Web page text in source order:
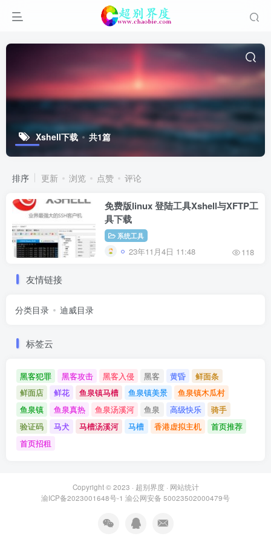
Xshell下载 共1篇
排序 更新 浏览 点赞 评论
免费版linux 登陆工具Xshell与XFTP工
具下载
系统工具
23年11月4日 11:48 118
友情链接
分类目录 迪威目录
标签云
黑客犯罪 黑客攻击 黑客入侵 黑客 黄昏
鲜面条
鲜面店
鲜花 鱼泉镇马槽 鱼泉镇美景
鱼泉镇木瓜村
鱼泉镇
鱼泉真热 鱼泉汤溪河 鱼泉 高级快乐
骑手
验证码
马犬 马槽汤溪河 马槽 香港虚拟主机
首页推荐
首页招租
Copyright © 2023 · 超别界度· 网站统计
渝ICP备2023001648号-1 渝公网安备 50023502000479号